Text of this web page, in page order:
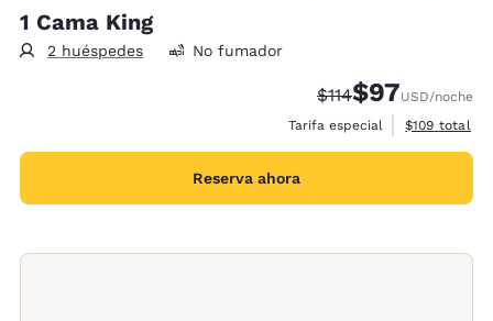
1 Cama King
2 huéspedes No fumador
Tarifa tachada:
$114Tarifa reducida:
$97USD/noche
Tarifa especial
Ver detalles
$109 total
Reserva ahora